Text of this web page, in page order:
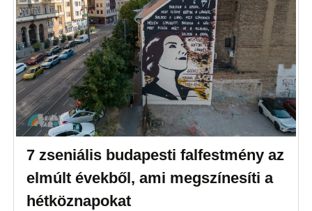
7 zseniális budapesti falfestmény az
elmúlt évekből, ami megszínesíti a
hétköznapokat